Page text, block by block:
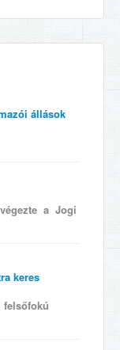
állások
a Jogi
keres
felsőfokú